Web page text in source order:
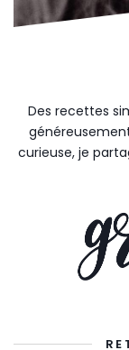
Des recettes
curieuse, je